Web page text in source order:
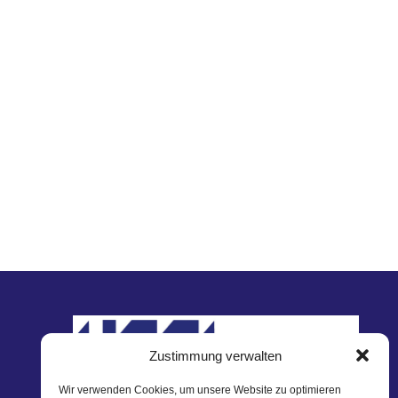
Zustimmung verwalten
Wir verwenden Cookies, um unsere Website zu optimieren